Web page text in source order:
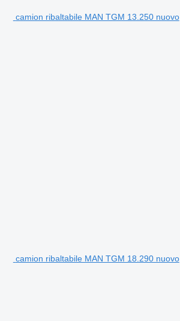
camion ribaltabile MAN TGM 13.250 nuovo
camion ribaltabile MAN TGM 18.290 nuovo